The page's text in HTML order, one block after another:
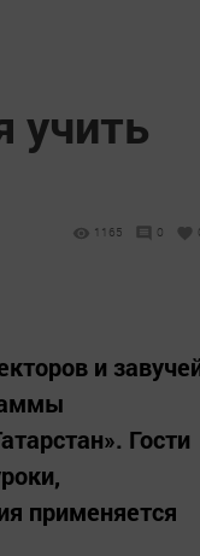
учить
1165 0
и
Гости
применяется